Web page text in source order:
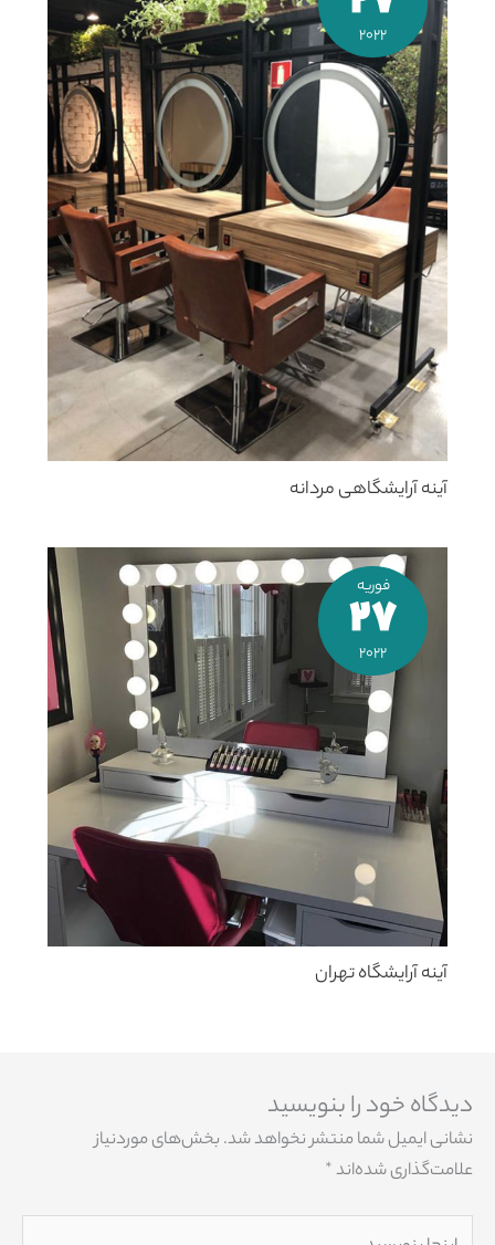
2022
آینه آرایشگاهی مردانه
فوریه
27
2022
آینه آرایشگاه تهران
دیدگاه‌ خود را بنویسید
نشانی ایمیل شما منتشر نخواهد شد.بخش‌های موردنیاز
علامت‌گذاری شده‌اند*